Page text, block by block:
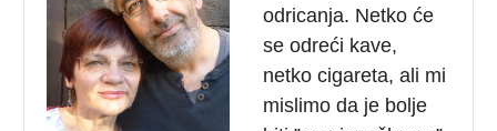
odricanja. Netko će
se odreći kave,
netko cigareta, ali mi
mislimo da je bolje